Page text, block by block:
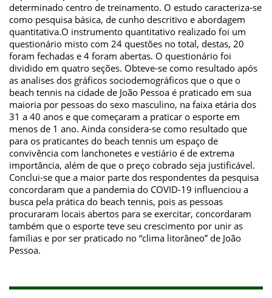
determinado centro de treinamento. O estudo caracteriza-se
como pesquisa básica, de cunho descritivo e abordagem
quantitativa.O instrumento quantitativo realizado foi um
questionário misto com 24 questões no total, destas, 20
foram fechadas e 4 foram abertas. O questionário foi
dividido em quatro seções. Obteve-se como resultado após
as analises dos gráficos sociodemográficos que o que o
beach tennis na cidade de João Pessoa é praticado em sua
maioria por pessoas do sexo masculino, na faixa etária dos
31 a 40 anos e que começaram a praticar o esporte em
menos de 1 ano. Ainda considera-se como resultado que
para os praticantes do beach tennis um espaço de
convivência com lanchonetes e vestiário é de extrema
importância, além de que o preço cobrado seja justificável.
Conclui-se que a maior parte dos respondentes da pesquisa
concordaram que a pandemia do COVID-19 influenciou a
busca pela prática do beach tennis, pois as pessoas
procuraram locais abertos para se exercitar, concordaram
também que o esporte teve seu crescimento por unir as
famílias e por ser praticado no “clima litorâneo” de João
Pessoa.